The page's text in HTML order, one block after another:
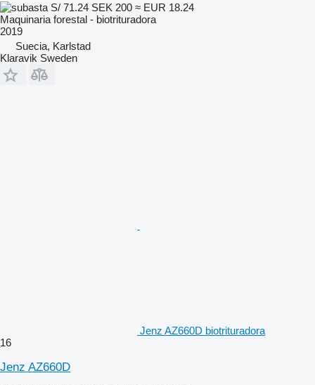
S/ 71.24 SEK 200 ≈ EUR 18.24
Maquinaria forestal - biotrituradora
2019
Suecia, Karlstad
Klaravik Sweden
Jenz AZ660D biotrituradora
16
Jenz AZ660D